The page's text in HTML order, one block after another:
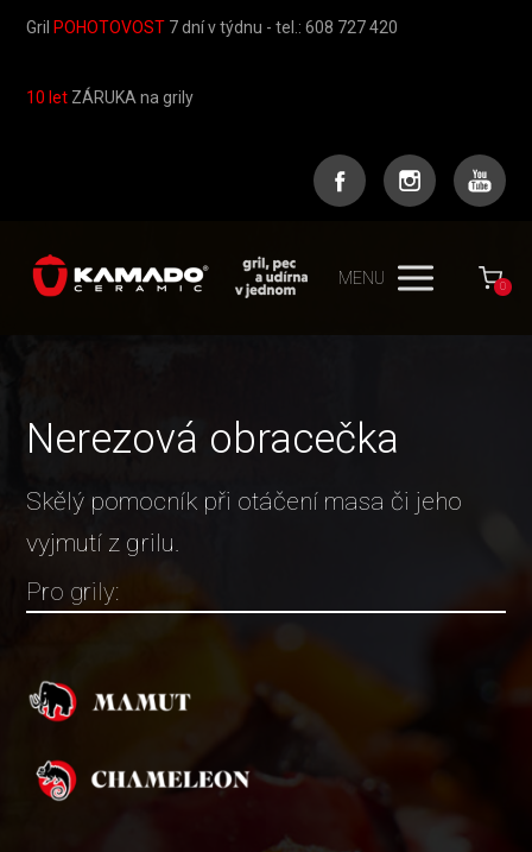
Gril POHOTOVOST 7 dní v týdnu - tel.: 608 727 420
10 let ZÁRUKA na grily
MENU 0
Nerezová obracečka
Skělý pomocník při otáčení masa či jeho
vyjmutí z grilu.
Pro grily: